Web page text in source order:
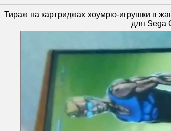
Тираж на картриджах хоумрю-игрушки в
для Sega